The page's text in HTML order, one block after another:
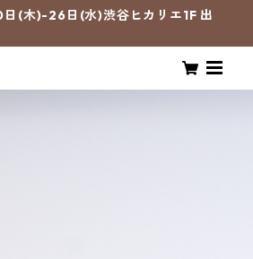
(木)-26日(水)渋谷ヒカリエ1F 出